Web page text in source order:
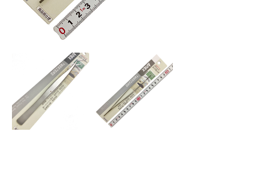
お問い合わせはこちら